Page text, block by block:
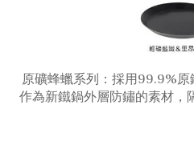
原礦蜂蠟系列：採用99.9%
作為新鐵鍋外層防鏽的素材，